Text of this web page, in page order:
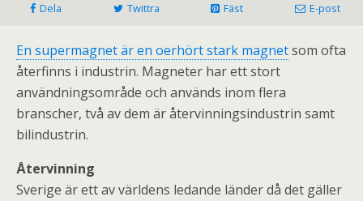
Dela Twittra Fäst E-post
En supermagnet är en oerhört stark magnetsom ofta
återfinns i industrin. Magneter har ett stort
användningsområde och används inom flera
branscher, två av dem är återvinningsindustrin samt
bilindustrin.
Återvinning
Sverige är ett av världens ledande länder då det gäller